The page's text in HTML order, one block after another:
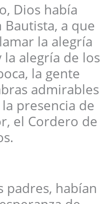
Dios había
Bautista, a que
la alegría
alegría de los
la gente
admirables
presencia de
el Cordero de
padres, habían